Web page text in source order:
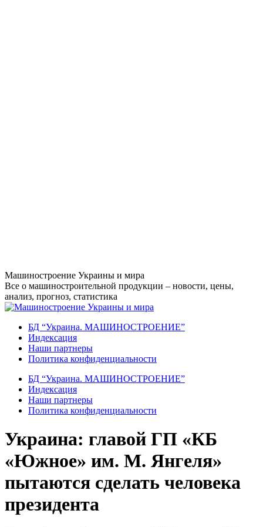
Перейти
к
содержанию
Машиностроение Украины и мира
Все о машиностроительной продукции – новости, цены,
анализ, прогноз, статистика
БД “Украина. МАШИНОСТРОЕНИЕ”
Индекcация
Наши партнеры
Политика конфиденциальности
БД “Украина. МАШИНОСТРОЕНИЕ”
Индекcация
Наши партнеры
Политика конфиденциальности
Украина: главой ГП «КБ
«Южное» им. М. Янгеля»
пытаются сделать человека
президента